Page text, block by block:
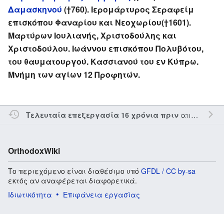
Δαμασκηνού (†760). Ιερομάρτυρος Σεραφείμ
επισκόπου Φαναρίου και Νεοχωρίου(†1601).
Μαρτύρων Ιουλιανής, Χριστοδούλης και
Χριστοδούλου. Ιωάννου επισκόπου Πολυβότου,
του θαυματουργού. Κασσιανού του εν Κύπρω.
Μνήμη των αγίων 12 Προφητών.
Τελευταία επεξεργασία 16 χρόνια πριναπό τον την
OrthodoxWiki
Το περιεχόμενο είναι διαθέσιμο υπό GFDL / CC by-sa
εκτός αν αναφέρεται διαφορετικά.
Ιδιωτικότητα
Επιφάνεια εργασίας